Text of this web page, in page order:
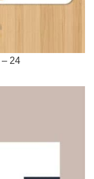
24